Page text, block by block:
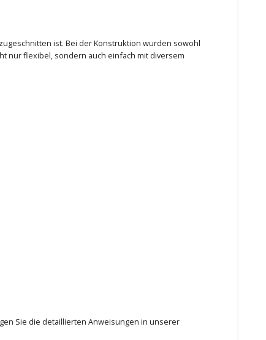
ist. Bei der Konstruktion wurden sowohl
nur flexibel, sondern auch einfach mit diversem
Sie die detaillierten Anweisungen in unserer